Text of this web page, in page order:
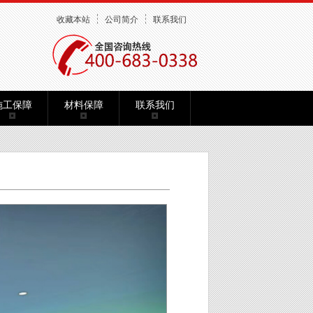
收藏本站 公司简介 联系我们
工保障 材料保障 联系我们